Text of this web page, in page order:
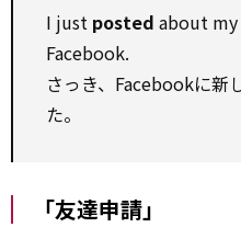
I just posted about
Facebook.
さっき、Facebookに新
た。
「友達申請」